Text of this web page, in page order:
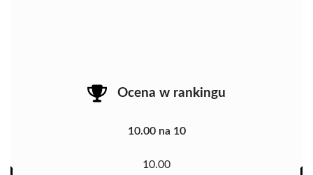
Ocena w rankingu
10.00 na 10
10.00